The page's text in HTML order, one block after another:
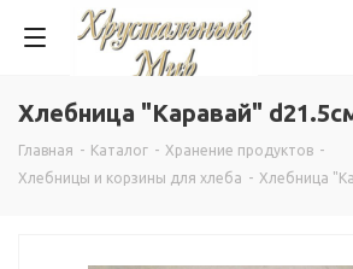
Хлебница "Каравай"
Главная - Каталог - Хранение продуктов -
Хлебницы и корзины для хлеба - Хлебница